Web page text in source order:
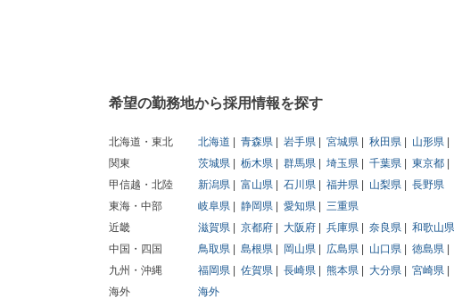
希望の勤務地から採用情報を探す
北海道・東北 北海道 青森県 岩手県 宮城県 秋田県 山形県
関東
茨城県 栃木県 群馬県 埼玉県 千葉県 東京都
甲信越・北陸
新潟県 富山県 石川県 福井県 山梨県
長野県
東海・中部
岐阜県 静岡県 愛知県
三重県
近畿
滋賀県 京都府 大阪府 兵庫県 奈良県
和歌山県
中国・四国
鳥取県 島根県 岡山県 広島県 山口県 徳島県
九州・沖縄
福岡県 佐賀県 長崎県 熊本県 大分県 宮崎県
海外
海外